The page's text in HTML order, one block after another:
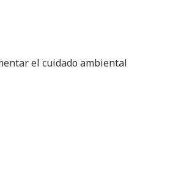
el cuidado ambiental